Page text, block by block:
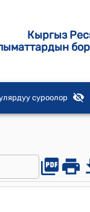
Кыргыз
суроолор